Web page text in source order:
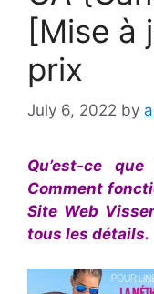
[Mise à
prix
July 6, 2022 by
Qu’est-ce
Comment
Site Web
tous les détails.